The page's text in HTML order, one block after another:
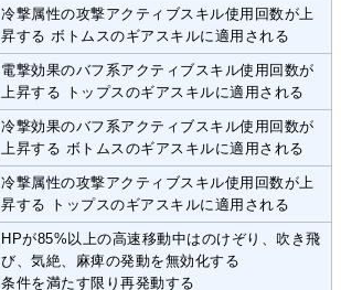
冷撃属性の攻撃アクティブスキル使用回数が上
昇する ボトムスのギアスキルに適用される
電撃効果のバフ系アクティブスキル使用回数が
上昇する トップスのギアスキルに適用される
冷撃効果のバフ系アクティブスキル使用回数が
上昇する ボトムスのギアスキルに適用される
冷撃属性の攻撃アクティブスキル使用回数が上
昇する トップスのギアスキルに適用される
HPが85%以上の高速移動中はのけぞり、吹き飛
び、気絶、麻痺の発動を無効化する
条件を満たす限り再発動する